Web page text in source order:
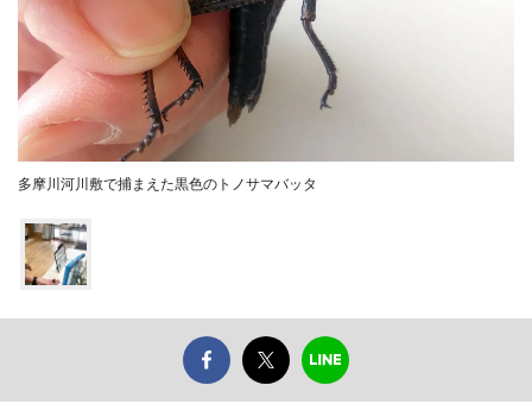
多摩川河川敷で捕まえた黒色のトノサマバッタ